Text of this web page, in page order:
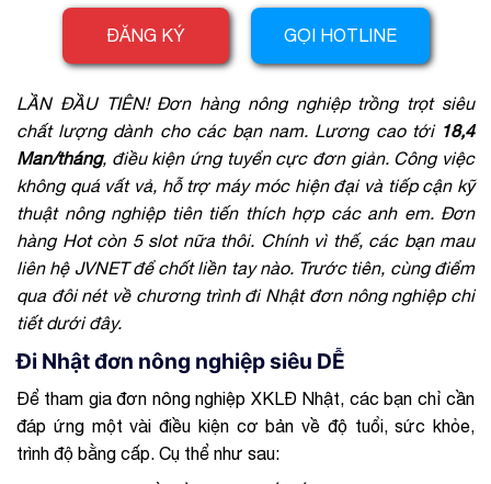
ĐĂNG KÝ GỌI HOTLINE
LẦN ĐẦU TIÊN! Đơn hàng nông nghiệp trồng trọt siêu
chất lượng dành cho các bạn nam. Lương cao tới 18,4
Man/tháng, điều kiện ứng tuyển cực đơn giản. Công việc
không quá vất vả, hỗ trợ máy móc hiện đại và tiếp cận kỹ
thuật nông nghiệp tiên tiến thích hợp các anh em. Đơn
hàng Hot còn 5 slot nữa thôi. Chính vì thế, các bạn mau
liên hệ JVNET để chốt liền tay nào. Trước tiên, cùng điểm
qua đôi nét về chương trình đi Nhật đơn nông nghiệp chi
tiết dưới đây.
Đi Nhật đơn nông nghiệp siêu DỄ
Để tham gia đơn nông nghiệp XKLĐ Nhật, các bạn chỉ cần
đáp ứng một vài điều kiện cơ bản về độ tuổi, sức khỏe,
trình độ bằng cấp. Cụ thể như sau: